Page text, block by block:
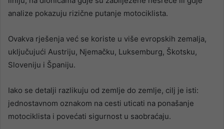
analize pokazuju rizične putanje motociklista.
Ovakva rješenja već se koriste u više evropskih zemalja,
uključujući Austriju, Njemačku, Luksemburg, Škotsku,
Sloveniju i Španiju.
Iako se detalji razlikuju od zemlje do zemlje, cilj je isti:
jednostavnom oznakom na cesti uticati na ponašanje
motociklista i povećati sigurnost u saobraćaju.